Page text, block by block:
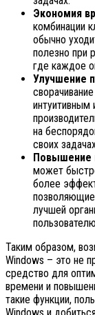
Экономия
комбинации
обычно
полезно при
где каждое
Улучшение
интуитивным
на
своих
Повышение
может
более
лучшей
Таким образом,
Windows – это не
средство для
времени и
такие функции,